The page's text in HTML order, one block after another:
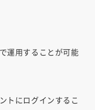
運用することが可能
トにログインするこ